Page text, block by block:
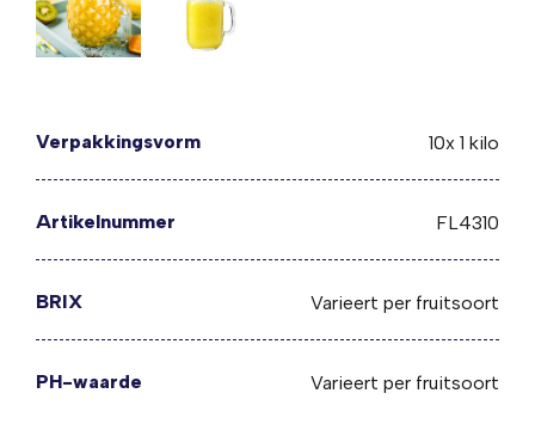
Verpakkingsvorm 10x 1 kilo
Artikelnummer FL4310
BRIX Varieert per fruitsoort
PH-waarde Varieert per fruitsoort